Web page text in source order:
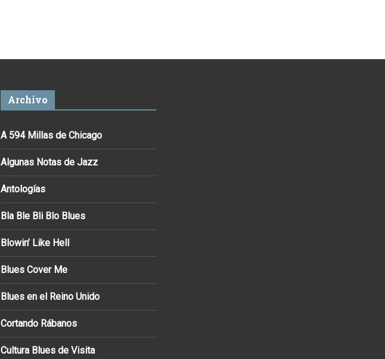
Archivo
A 594 Millas de Chicago
Algunas Notas de Jazz
Antologías
Bla Ble Bli Blo Blues
Blowin’ Like Hell
Blues Cover Me
Blues en el Reino Unido
Cortando Rábanos
Cultura Blues de Visita